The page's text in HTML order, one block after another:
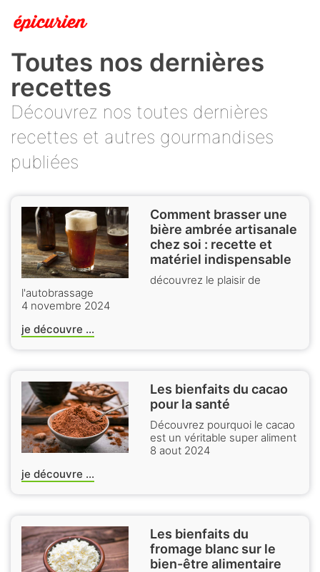
Toutes nos dernières
recettes
Découvrez nos toutes dernières
recettes et autres gourmandises
publiées
Comment brasser une
bière ambrée artisanale
chez soi : recette et
matériel indispensable
découvrez le plaisir de
l'autobrassage
4 novembre 2024
je découvre ...
Les bienfaits du cacao
pour la santé
Découvrez pourquoi le cacao
est un véritable super aliment
8 aout 2024
je découvre ...
Les bienfaits du
fromage blanc sur le
bien-être alimentaire